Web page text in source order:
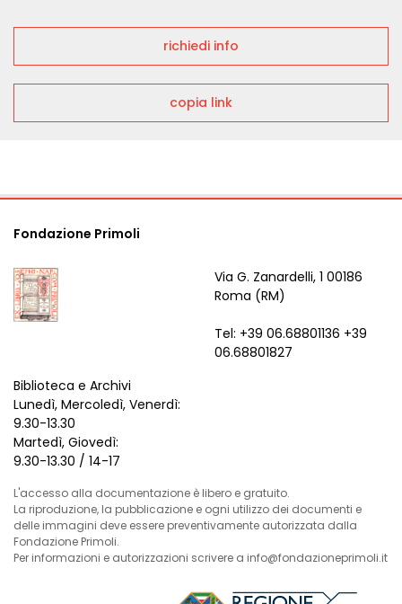
richiedi info
copia link
Fondazione Primoli
Via G. Zanardelli, 1 00186
Roma (RM)
Tel: +39 06.68801136 +39
06.68801827
Biblioteca e Archivi
Lunedì, Mercoledì, Venerdì:
9.30-13.30
Martedì, Giovedì:
9.30-13.30 / 14-17
L'accesso alla documentazione è libero e gratuito.
La riproduzione, la pubblicazione e ogni utilizzo dei documenti e
delle immagini deve essere preventivamente autorizzata dalla
Fondazione Primoli.
Per informazioni e autorizzazioni scrivere a info@fondazioneprimoli.it